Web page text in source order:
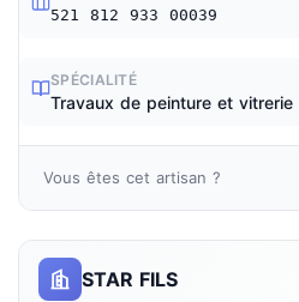
521 812 933 00039
SPÉCIALITÉ
Travaux de peinture et vitrerie
Vous êtes cet artisan ?
STAR FILS